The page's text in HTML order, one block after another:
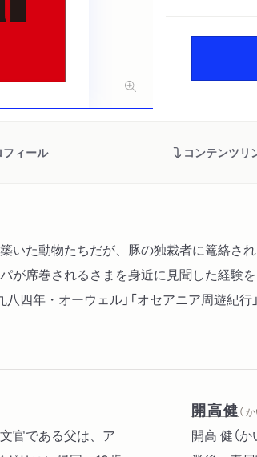
ィール コンテンツリ
いた動物たちだが、豚の独裁者に篭絡さ
が席巻されるさまを身近に見聞した経験
年・オーウェル」「オセアニア周遊紀行」
官である父は、ア
開高健（
開高 健（